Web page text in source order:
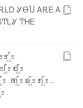
ᏞᎠ ᎽϴႮ ᎪᎡᎬᎪ
ͲᏞᎽ ͲᎻᎬ
r꙲
l꙲d꙲
m꙲a꙲ n꙲ ..